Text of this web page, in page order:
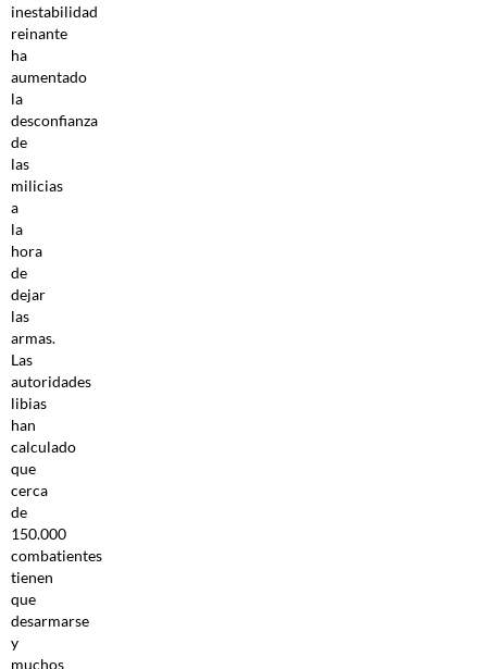
inestabilidad
reinante
ha
aumentado
la
desconfianza
de
las
milicias
a
la
hora
de
dejar
las
armas.
Las
autoridades
libias
han
calculado
que
cerca
de
150.000
combatientes
tienen
que
desarmarse
y
muchos